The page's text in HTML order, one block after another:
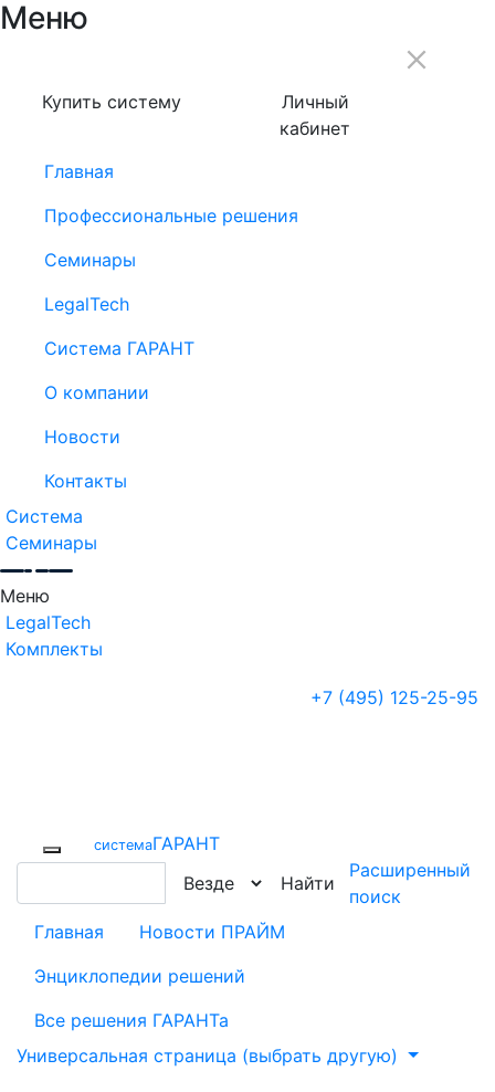
Меню
Купить систему
Личный
кабинет
Главная
Профессиональные решения
Семинары
LegalTech
Система ГАРАНТ
О компании
Новости
Контакты
Система
Семинары
Меню
LegalTech
Комплекты
+7 (495) 125-25-95
cистемаГАРАНТ
Найти
Расширенный
поиск
Главная
Новости ПРАЙМ
Энциклопедии решений
Все решения ГАРАНТа
Универсальная страница (выбрать другую)